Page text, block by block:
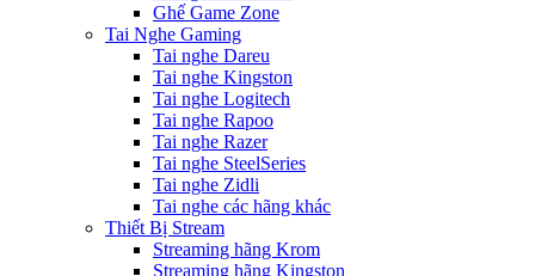
Ghế Game Zone
Tai Nghe Gaming
Tai nghe Dareu
Tai nghe Kingston
Tai nghe Logitech
Tai nghe Rapoo
Tai nghe Razer
Tai nghe SteelSeries
Tai nghe Zidli
Tai nghe các hãng khác
Thiết Bị Stream
Streaming hãng Krom
Streaming hãng Kingston